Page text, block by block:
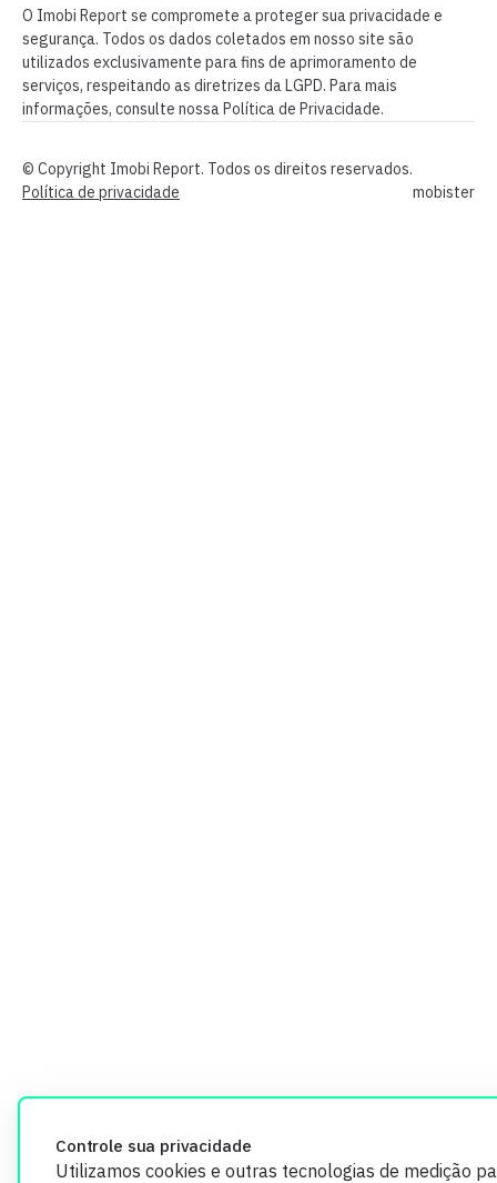
Controle sua privacidade
Utilizamos cookies e outras tecnologias de medição
O Imobi Report se compromete a proteger sua privacidade e
segurança. Todos os dados coletados em nosso site são
utilizados exclusivamente para fins de aprimoramento de
serviços, respeitando as diretrizes da LGPD. Para mais
informações, consulte nossa Política de Privacidade.
© Copyright Imobi Report. Todos os direitos reservados.
Política de privacidade
mobister